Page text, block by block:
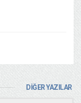
DİĞER YAZILAR